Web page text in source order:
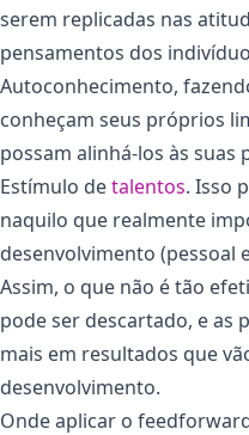
serem replicadas nas
pensamentos dos
Autoconhecimento,
conheçam seus próprios
possam alinhá-los às suas
Estímulo detalentos. Isso
naquilo que realmente
desenvolvimento (pessoal
Assim, o que não é tão
pode ser descartado, e as
mais em resultados que
desenvolvimento.
Onde aplicar o